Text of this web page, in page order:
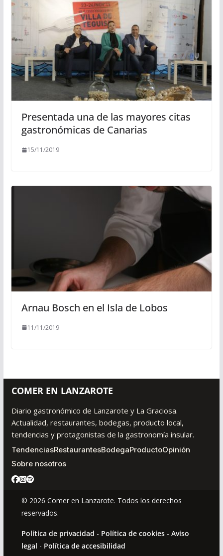
Presentada una de las mayores citas
gastronómicas de Canarias
15/11/2019
Arnau Bosch en el Isla de Lobos
11/11/2019
COMER EN LANZAROTE
Diario gastronómico de Lanzarote y La Graciosa.
Actualidad, restaurantes, bodegas, producto local,
tendencias y protagonistas de la gastronomía insular.
TendenciasRestaurantesBodegaProductoOpinión
Sobre nosotros
© 2026 Comer en Lanzarote. Todos los derechos
reservados.
Política de privacidad - Política de cookies- Aviso
legal - Política de accesibilidad